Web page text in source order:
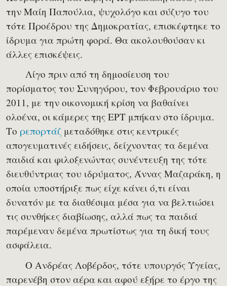
την Μαίη Παπούλια, ψυχολόγο και σύζυγο του
τότε Προέδρου της Δημοκρατίας, επισκέφτηκε το
ίδρυμα για πρώτη φορά. Θα ακολουθούσαν κι
άλλες επισκέψεις.
Λίγο πριν από τη δημοσίευση του
πορίσματος του Συνηγόρου, τον Φεβρουάριο του
2011, με την οικονομική κρίση να βαθαίνει
ολοένα, οι κάμερες της ΕΡΤ μπήκαν στο ίδρυμα.
Το ρεπορτάζ ​​μεταδόθηκε στις κεντρικές
απογευματινές ειδήσεις, δείχνοντας τα δεμένα
παιδιά και φιλοξενώντας συνέντευξη της τότε
διευθύντριας του ιδρύματος, Άννας Μαζαράκη, η
οποία υποστήριξε πως είχε κάνει ό,τι είναι
δυνατόν με τα διαθέσιμα μέσα για να βελτιώσει
τις συνθήκες διαβίωσης, αλλά πως τα παιδιά
παρέμεναν δεμένα πρωτίστως για τη δική τους
ασφάλεια.
Ο Ανδρέας Λοβέρδος, τότε υπουργός Υγείας,
παρενέβη στον αέρα και αφού εξήρε το έργο της